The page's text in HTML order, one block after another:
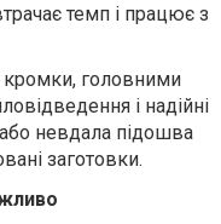
темп і працює з
кромки, головними
і надійні
невдала підошва
заготовки.